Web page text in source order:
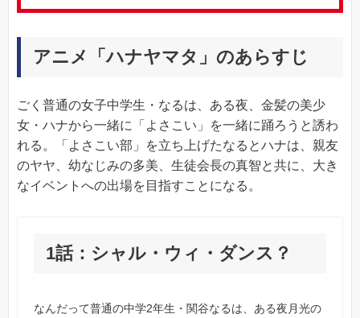
アニメ「ハナヤマタ」のあらすじ
ごく普通の女子中学生・なるは、ある夜、金髪の美少
女・ハナから一緒に「よさこい」を一緒に踊ろうと誘わ
れる。「よさこい部」を立ち上げたなるとハナは、親友
のヤヤ、幼なじみの多美、生徒会長の真智と共に、大き
なイベントへの出場を目指すことになる。
1話：シャル・ウィ・ダンス？
なんだって普通の中学2年生・関谷なるは、ある夜月光の